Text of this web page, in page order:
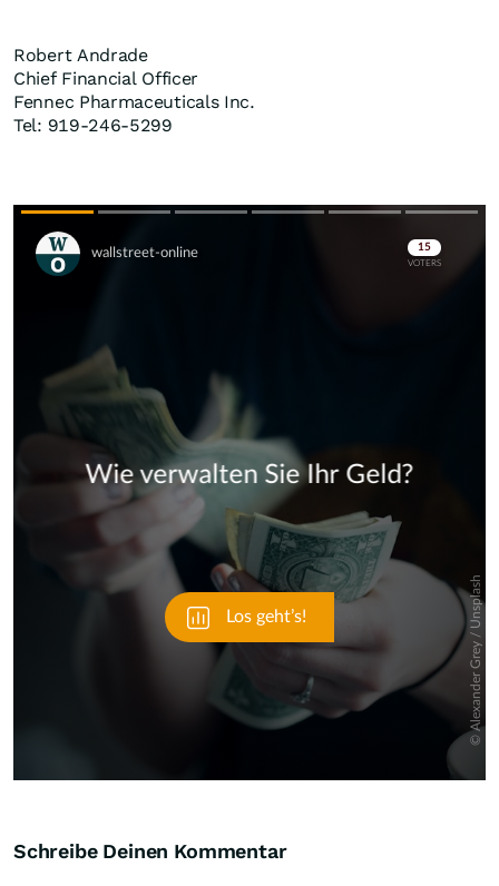
Robert Andrade
Chief Financial Officer
Fennec Pharmaceuticals Inc.
Tel: 919-246-5299
Skip
Schreibe Deinen Kommentar